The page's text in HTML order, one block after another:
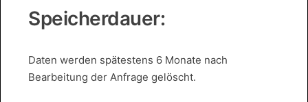
Speicherdauer:
Daten werden spätestens 6 Monate nach
Bearbeitung der Anfrage gelöscht.